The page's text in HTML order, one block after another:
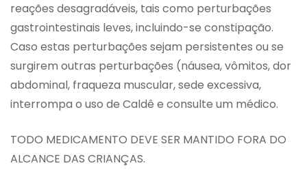
reações desagradáveis, tais como perturbações
gastrointestinais leves, incluindo-se constipação.
Caso estas perturbações sejam persistentes ou se
surgirem outras perturbações (náusea, vômitos, dor
abdominal, fraqueza muscular, sede excessiva,
interrompa o uso de Caldê e consulte um médico.
TODO MEDICAMENTO DEVE SER MANTIDO FORA DO
ALCANCE DAS CRIANÇAS.